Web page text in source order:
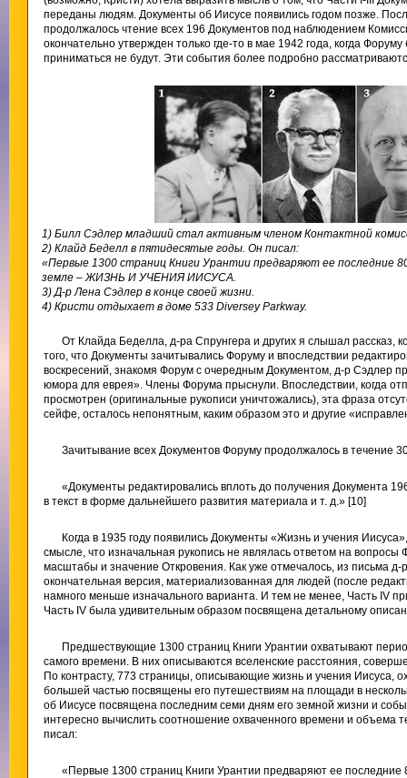
переданы людям. Документы об Иисусе появились годом позже.
продолжалось чтение всех 196 Документов под наблюдением
окончательно утвержден только где-то в мае 1942 года, когда
приниматься не будут. Эти события более подробно
1) Билл Сэдлер младший стал активным членом Контактной
2) Клайд Беделл в пятидесятые годы. Он писал:
«Первые 1300 страниц Книги Урантии предваряют ее последние
земле – ЖИЗНЬ И УЧЕНИЯ ИИСУСА.
3) Д-р Лена Сэдлер в конце своей жизни.
4) Кристи отдыхает в доме 533 Diversey Parkway.
От Клайда Беделла, д-ра Спрунгера и других я слышал рассказ,
того, что Документы зачитывались Форуму и впоследствии
воскресений, знакомя Форум с очередным Документом, д-р Сэдлер
юмора для еврея». Члены Форума прыснули. Впоследствии, когда
просмотрен (оригинальные рукописи уничтожались), эта фраза
сейфе, осталось непонятным, каким образом это и другие
Зачитывание всех Документов Форуму продолжалось в течение
«Документы редактировались вплоть до получения Документа
в текст в форме дальнейшего развития материала и т. д.» [10]
Когда в 1935 году появились Документы «Жизнь и учения
смысле, что изначальная рукопись не являлась ответом на
масштабы и значение Откровения. Как уже отмечалось, из письма д-
окончательная версия, материализованная для людей (после
намного меньше изначального варианта. И тем не менее, Часть IV
Часть IV была удивительным образом посвящена детальному
Предшествующие 1300 страниц Книги Урантии охватывают
самого времени. В них описываются вселенские расстояния,
По контрасту, 773 страницы, описывающие жизнь и учения Иисуса,
большей частью посвящены его путешествиям на площади в
об Иисусе посвящена последним семи дням его земной жизни и
интересно вычислить соотношение охваченного времени и объема
писал:
«Первые 1300 страниц Книги Урантии предваряют ее